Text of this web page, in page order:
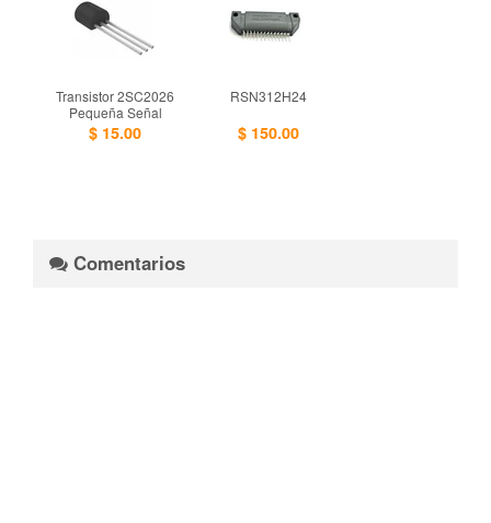
Transistor 2SC2026
Pequeña Señal
$ 15.00
RSN312H24
$ 150.00
Comentarios